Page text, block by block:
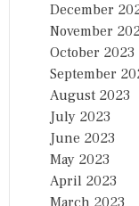
December
November
October 2023
September
August 2023
July 2023
June 2023
May 2023
April 2023
March 2023